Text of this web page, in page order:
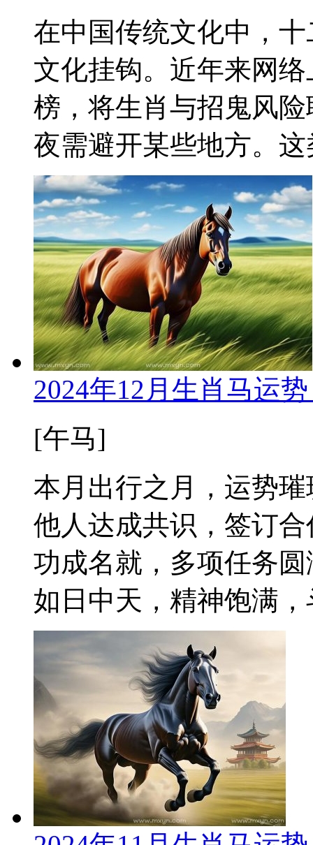
在中国传统文化中，
文化挂钩。近年来网
榜，将生肖与招鬼风
夜需避开某些地方。
2024年12月生肖马运
[午马]
本月出行之月，运势
他人达成共识，签订
功成名就，多项任务
如日中天，精神饱满